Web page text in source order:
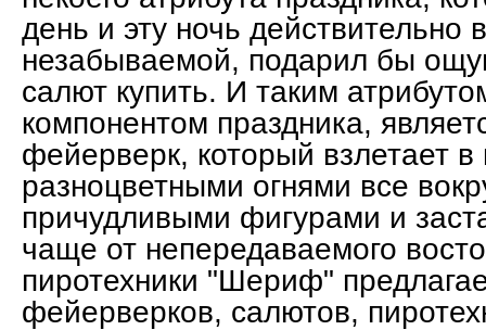
день и эту ночь действительно
незабываемой, подарил бы
салют купить. И таким
компонентом праздника,
фейерверк, который взлетает
разноцветными огнями все
причудливыми фигурами и
чаще от непередаваемого
пиротехники "Шериф"
фейерверков, салютов,